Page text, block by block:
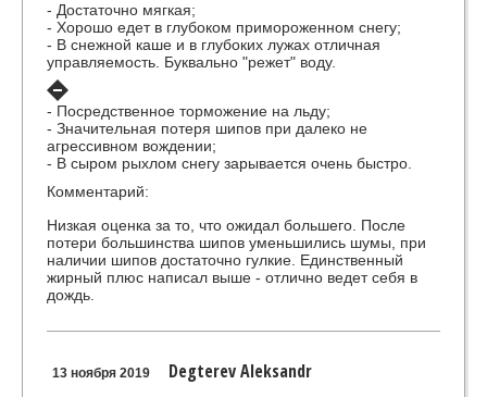
- Достаточно мягкая;
- Хорошо едет в глубоком примороженном снегу;
- В снежной каше и в глубоких лужах отличная
управляемость. Буквально "режет" воду.
- Посредственное торможение на льду;
- Значительная потеря шипов при далеко не
агрессивном вождении;
- В сыром рыхлом снегу зарывается очень быстро.
Комментарий:
Низкая оценка за то, что ожидал большего. После
потери большинства шипов уменьшились шумы, при
наличии шипов достаточно гулкие. Единственный
жирный плюс написал выше - отлично ведет себя в
дождь.
13 ноября 2019 Degterev Aleksandr